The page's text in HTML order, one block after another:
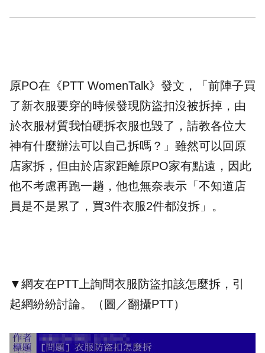
原PO在 《PTT WomenTalk》 發文，「前陣子買
了新衣服要穿的時候發現防盜扣沒被拆掉，由
於衣服材質我怕硬拆衣服也毀了，請教各位大
神有什麼辦法可以自己拆嗎？」雖然可以回原
店家拆，但由於店家距離原PO家有點遠，因此
他不考慮再跑一趟，他也無奈表示「不知道店
員是不是累了，買3件衣服2件都沒拆」。
▼網友在PTT上詢問衣服防盜扣該怎麼拆，引
起網紛紛討論。（圖／翻攝PTT）